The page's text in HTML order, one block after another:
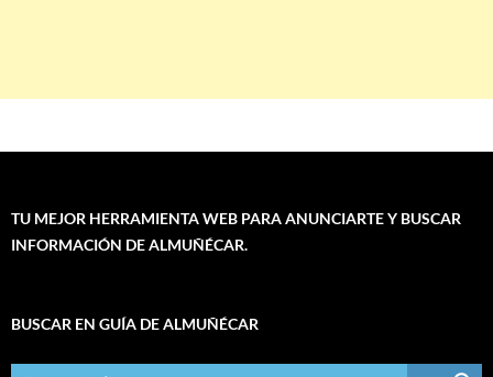
TU MEJOR HERRAMIENTA WEB PARA ANUNCIARTE Y BUSCAR
INFORMACIÓN DE ALMUÑÉCAR.
BUSCAR EN GUÍA DE ALMUÑÉCAR